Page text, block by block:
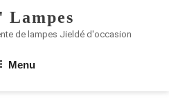
Lampes
de lampes Jieldé d'occasion
Menu